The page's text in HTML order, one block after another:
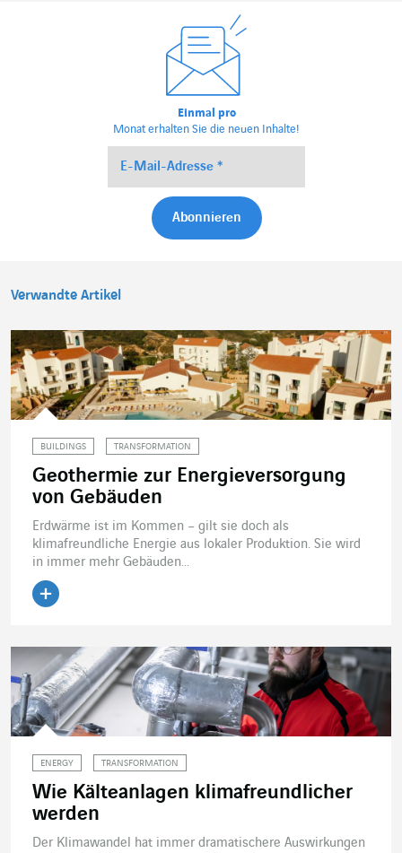
Einmal pro
Monat erhalten Sie die neuen Inhalte!
Verwandte Artikel
BUILDINGS TRANSFORMATION
Geothermie zur Energieversorgung
von Gebäuden
Erdwärme ist im Kommen – gilt sie doch als
klimafreundliche Energie aus lokaler Produktion. Sie wird
in immer mehr Gebäuden...
ENERGY TRANSFORMATION
Wie Kälteanlagen klimafreundlicher
werden
Der Klimawandel hat immer dramatischere Auswirkungen